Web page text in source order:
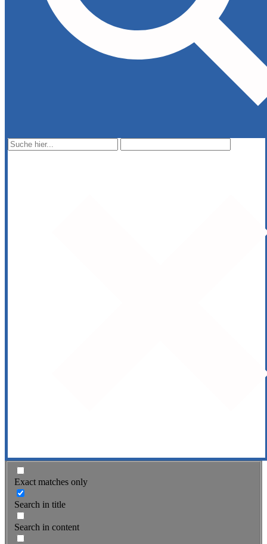
Exact matches only
Search in title
Search in content